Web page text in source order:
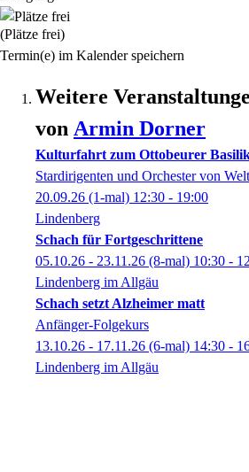
(Plätze frei)
Termin(e) im Kalender speichern
Weitere
von Armin Dorner
Kulturfahrt zum Ottobeurer
Stardirigenten und Orchester von
20.09.26 (1-mal) 12:30 - 19:00
Lindenberg
Schach für Fortgeschrittene
05.10.26 - 23.11.26 (8-mal) 10:30 -
Lindenberg im Allgäu
Schach setzt Alzheimer matt
Anfänger-Folgekurs
13.10.26 - 17.11.26 (6-mal) 14:30 -
Lindenberg im Allgäu